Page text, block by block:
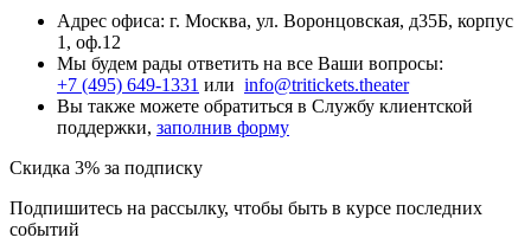
Адрес офиса: г. Москва, ул. Воронцовская, д35Б, корпус
1, оф.12
Мы будем рады ответить на все Ваши вопросы:
+7 (495) 649-1331 или info@tritickets.theater
Вы также можете обратиться в Службу клиентской
поддержки, заполнив форму
Скидка 3% за подписку
Подпишитесь на рассылку, чтобы быть в курсе последних
событий